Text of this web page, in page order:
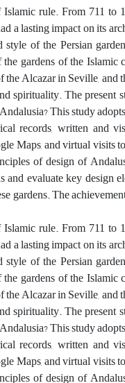
rule. From 711 to
a lasting impact on its
of the Persian
gardens of the
Alcazar in Seville, and
spirituality. The present
This study
records, written and
Maps, and virtual visits
of design of
and evaluate key design
gardens. The
rule. From 711 to
a lasting impact on its
of the Persian
gardens of the
Alcazar in Seville, and
spirituality. The present
This study
records, written and
Maps, and virtual visits
of design of